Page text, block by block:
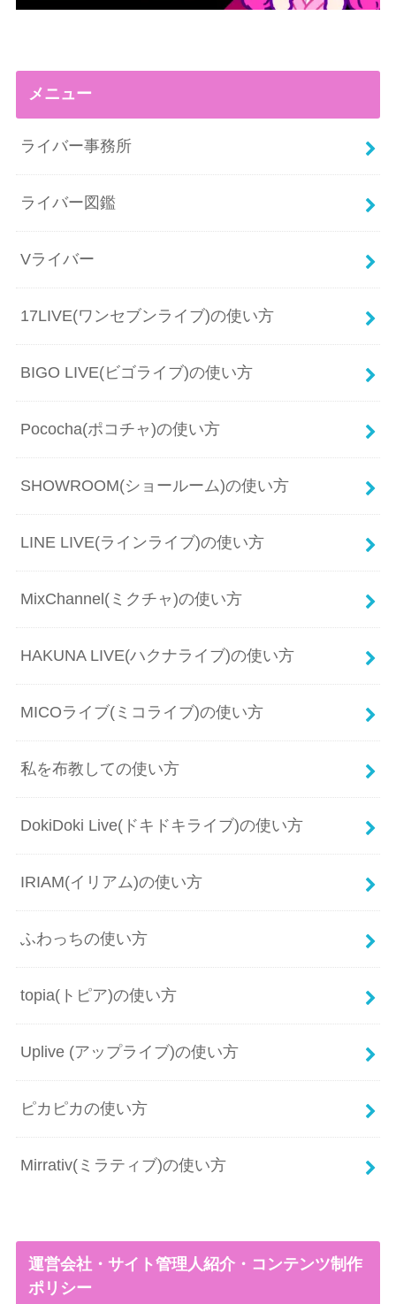
メニュー
ライバー事務所
ライバー図鑑
Vライバー
17LIVE(ワンセブンライブ)の使い方
BIGO LIVE(ビゴライブ)の使い方
Pococha(ポコチャ)の使い方
SHOWROOM(ショールーム)の使い方
LINE LIVE(ラインライブ)の使い方
MixChannel(ミクチャ)の使い方
HAKUNA LIVE(ハクナライブ)の使い方
MICOライブ(ミコライブ)の使い方
私を布教しての使い方
DokiDoki Live(ドキドキライブ)の使い方
IRIAM(イリアム)の使い方
ふわっちの使い方
topia(トピア)の使い方
Uplive (アップライブ)の使い方
ピカピカの使い方
Mirrativ(ミラティブ)の使い方
運営会社・サイト管理人紹介・コンテンツ制作
ポリシー